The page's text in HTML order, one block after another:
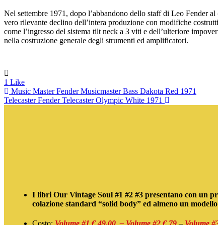
Nel settembre 1971, dopo l’abbandono dello staff di Leo Fender
vero rilevante declino dell’intera produzione con modifiche
come l’ingresso del sistema tilt neck a 3 viti e dell’ulteriore
nella costruzione generale degli strumenti ed amplificatori.
1 Like
Music Master Fender Musicmaster Bass Dakota Red 1971
Telecaster Fender Telecaster Olympic White 1971
I libri Our Vintage Soul #1 #2 #3 presentano con un
colazione standard “solid body” ed almeno un